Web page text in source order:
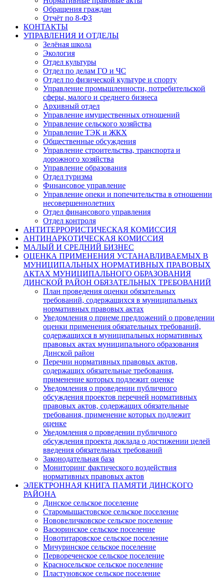
Обращения граждан
Отчёт по 8-ФЗ
КОНТАКТЫ
УПРАВЛЕНИЯ И ОТДЕЛЫ
Зелёная школа
Экология
Отдел культуры
Отдел по делам ГО и ЧС
Отдел по физической культуре и спорту
Управление промышленности, потребительской
сферы, малого и среднего бизнеса
Архивный отдел
Управление имущественных отношений
Управление сельского хозяйства
Управление ТЭК и ЖКХ
Общественные обсуждения
Управление строительства, транспорта и
дорожного хозяйства
Управление образования
Отдел туризма
Финансовое управление
Управление опеки и попечительства в отношении
несовершеннолетних
Отдел финансового управления
Отдел контроля
АНТИТЕРРОРИСТИЧЕСКАЯ КОМИССИЯ
АНТИНАРКОТИЧЕСКАЯ КОМИССИЯ
МАЛЫЙ И СРЕДНИЙ БИЗНЕС
ОЦЕНКА ПРИМЕНЕНИЯ УСТАНАВЛИВАЕМЫХ В
МУНИЦИПАЛЬНЫХ НОРМАТИВНЫХ ПРАВОВЫХ
АКТАХ МУНИЦИПАЛЬНОГО ОБРАЗОВАНИЯ
ДИНСКОЙ РАЙОН ОБЯЗАТЕЛЬНЫХ ТРЕБОВАНИЙ
План проведения оценки обязательных
требований, содержащихся в муниципальных
нормативных правовых актах
Уведомления о приеме предложений о проведении
оценки применения обязательных требований,
содержащихся в муниципальных нормативных
правовых актах муниципального образования
Динской район
Перечни нормативных правовых актов,
содержащих обязательные требования,
применение которых подлежит оценке
Уведомления о проведении публичного
обсуждения проектов перечней нормативных
правовых актов, содержащих обязательные
требования, применение которых подлежит
оценке
Уведомления о проведении публичного
обсуждения проекта доклада о достижении целей
введения обязательных требований
Законодательная база
Мониторинг фактического воздействия
нормативных правовых актов
ЭЛЕКТРОННАЯ КНИГА ПАМЯТИ ДИНСКОГО
РАЙОНА
Динское сельское поселение
Старомышастовское сельское поселение
Нововеличковское сельское поселение
Васюринское сельское поселение
Новотитаровское сельское поселение
Мичуринское сельское поселение
Первореченское сельское поселение
Красносельское сельское поселение
Пластуновское сельское поселение